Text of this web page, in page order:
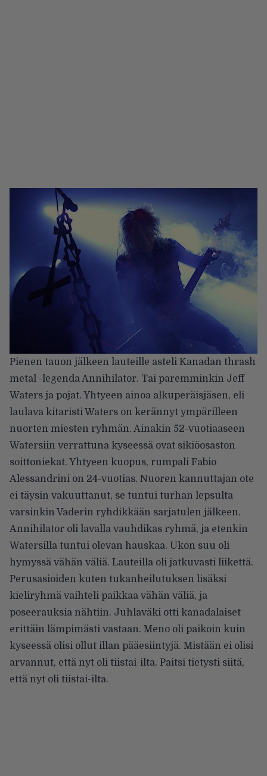
Pienen tauon jälkeen lauteille asteli Kanadan thrash
metal -legenda Annihilator. Tai paremminkin Jeff
Waters ja pojat. Yhtyeen ainoa alkuperäisjäsen, eli
laulava kitaristi Waters on kerännyt ympärilleen
nuorten miesten ryhmän. Ainakin 52-vuotiaaseen
Watersiin verrattuna kyseessä ovat sikiöosaston
soittoniekat. Yhtyeen kuopus, rumpali Fabio
Alessandrini on 24-vuotias. Nuoren kannuttajan ote
ei täysin vakuuttanut, se tuntui turhan lepsulta
varsinkin Vaderin ryhdikkään sarjatulen jälkeen.
Annihilator oli lavalla vauhdikas ryhmä, ja etenkin
Watersilla tuntui olevan hauskaa. Ukon suu oli
hymyssä vähän väliä. Lauteilla oli jatkuvasti liikettä.
Perusasioiden kuten tukanheilutuksen lisäksi
kieliryhmä vaihteli paikkaa vähän väliä, ja
poseerauksia nähtiin. Juhlaväki otti kanadalaiset
erittäin lämpimästi vastaan. Meno oli paikoin kuin
kyseessä olisi ollut illan pääesiintyjä. Mistään ei olisi
arvannut, että nyt oli tiistai-ilta. Paitsi tietysti siitä,
että nyt oli tiistai-ilta.